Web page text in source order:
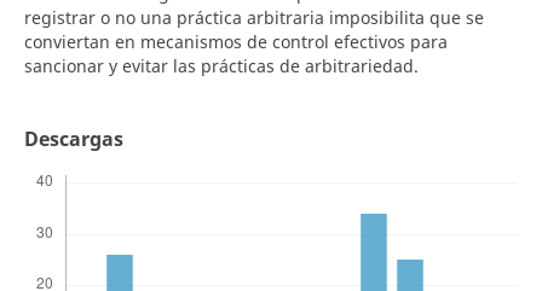
registrar o no una práctica arbitraria imposibilita que se
conviertan en mecanismos de control efectivos para
sancionar y evitar las prácticas de arbitrariedad.
Descargas